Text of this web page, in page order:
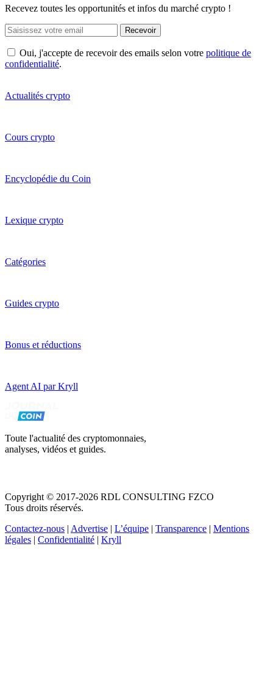
Recevez toutes les opportunités et infos du marché crypto !
Recevoir
Oui, j'accepte de recevoir des emails selon votre politique de
confidentialité.
Actualités crypto
Cours crypto
Encyclopédie du Coin
Lexique crypto
Catégories
Guides crypto
Bonus et réductions
Agent AI par Kryll
Toute l'actualité des cryptomonnaies,
analyses, vidéos et guides.
Copyright © 2017-2026 RDL CONSULTING FZCO
Tous droits réservés.
Contactez-nous | Advertise | L’équipe | Transparence | Mentions
légales | Confidentialité | Kryll